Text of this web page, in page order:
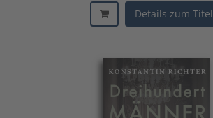
Details zum Titel